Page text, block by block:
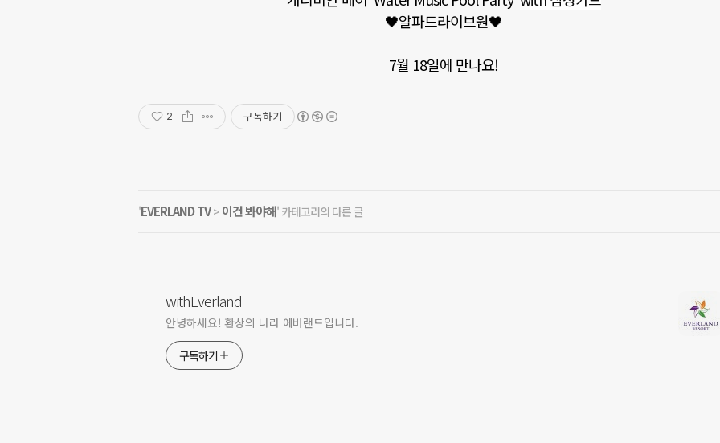
🖤알파드라이브원🖤
7월 18일에 만나요!
2 구독하기
'EVERLAND TV> 이건 봐야해' 카테고리의 다른 글
withEverland
안녕하세요! 환상의 나라 에버랜드입니다.
구독하기